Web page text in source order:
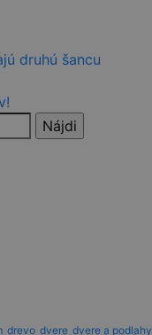
druhú šancu
drevo dvere dvere a podlahy